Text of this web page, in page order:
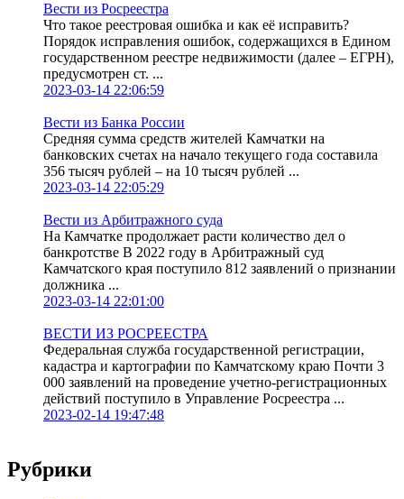
Вести из Росреестра
Что такое реестровая ошибка и как её исправить?
Порядок исправления ошибок, содержащихся в Едином
государственном реестре недвижимости (далее – ЕГРН),
предусмотрен ст. ...
2023-03-14 22:06:59
Вести из Банка России
Средняя сумма средств жителей Камчатки на
банковских счетах на начало текущего года составила
356 тысяч рублей – на 10 тысяч рублей ...
2023-03-14 22:05:29
Вести из Арбитражного суда
На Камчатке продолжает расти количество дел о
банкротстве В 2022 году в Арбитражный суд
Камчатского края поступило 812 заявлений о признании
должника ...
2023-03-14 22:01:00
ВЕСТИ ИЗ РОСРЕЕСТРА
Федеральная служба государственной регистрации,
кадастра и картографии по Камчатскому краю Почти 3
000 заявлений на проведение учетно-регистрационных
действий поступило в Управление Росреестра ...
2023-02-14 19:47:48
Рубрики